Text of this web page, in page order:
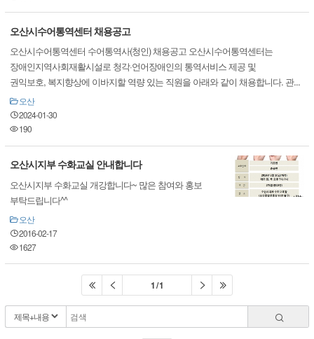
오산시수어통역센터 채용공고
오산시수어통역센터 수어통역사(청인) 채용공고 오산시수어통역센터는
장애인지역사회재활시설로 청각·언어장애인의 통역서비스 제공 및
권익보호, 복지향상에 이바지할 역량 있는 직원을 아래와 같이 채용합니다. 관...
오산
2024-01-30
190
오산시지부 수화교실 안내합니다
오산시지부 수화교실 개강합니다~ 많은 참여와 홍보
부탁드립니다^^
오산
2016-02-17
1627
1 / 1